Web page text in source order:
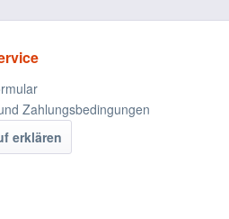
Zahlungsbedingungen
erklären